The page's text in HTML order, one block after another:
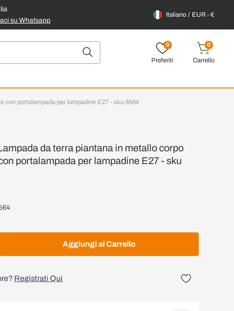
su Whatsapp
Italiano EUR - €
0
Preferiti
0
Carrello
con portalampada per lampadine E27 - sku 8564
da terra piantana in metallo corpo
portalampada per lampadine E27 - sku
Aggiungi al Carrello
Registrati Qui